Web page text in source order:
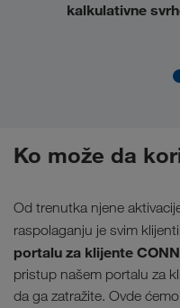
kalkulativne
Ko može da
Od trenutka njene
raspolaganju je svim
portalu za klijente
pristup našem portalu za
da ga zatražite. Ovde